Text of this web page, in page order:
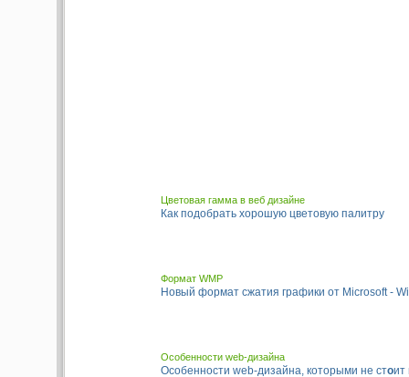
Цветовая гамма в веб дизайне
Как подобрать хорошую цветовую палитру
Формат WMP
Новый формат сжатия графики от Microsoft -
Особенности web-дизайна
Особенности web-дизайна, которыми не стоит